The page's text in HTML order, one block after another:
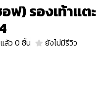
) รองเท้าแตะ
ล้ว 0 ชิ้น
ยังไม่มีรีวิว